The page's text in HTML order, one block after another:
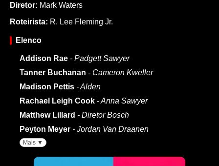
Diretor: Mark Waters
Roteirista: R. Lee Fleming Jr.
Elenco
Addison Rae - Padgett Sawyer
Tanner Buchanan - Cameron Kweller
Madison Pettis - Alden
Rachael Leigh Cook - Anna Sawyer
Matthew Lillard - Diretor Bosch
Peyton Meyer - Jordan Van Draanen
Mais ▼